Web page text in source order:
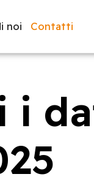
noi Contatti
i